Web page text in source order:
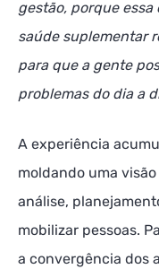
gestão, porque
saúde suplementar
para que a gente
problemas do dia a
A experiência
moldando uma
análise,
mobilizar pessoas.
a convergência dos